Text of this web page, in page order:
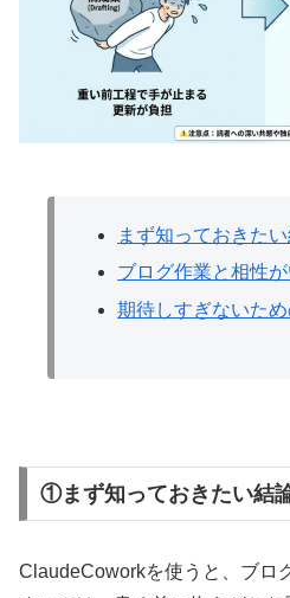
まず知っておきた
ブログ作業と相性
期待しすぎないた
①まず知っておきたい結
ClaudeCoworkを使うと、ブロ